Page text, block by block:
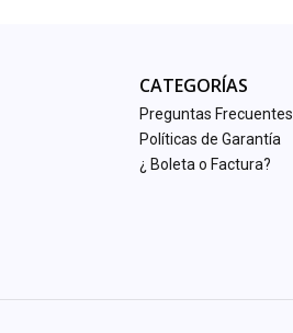
CATEGORÍAS
Preguntas Frecuentes
Políticas de Garantía
¿ Boleta o Factura?